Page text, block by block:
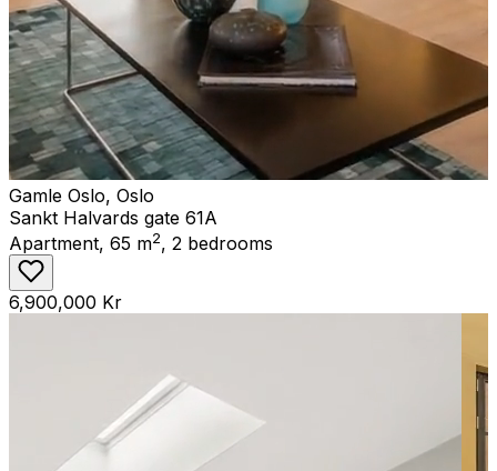
Gamle Oslo, Oslo
Sankt Halvards gate 61A
Apartment, 65 m2, 2 bedrooms
6,900,000 Kr